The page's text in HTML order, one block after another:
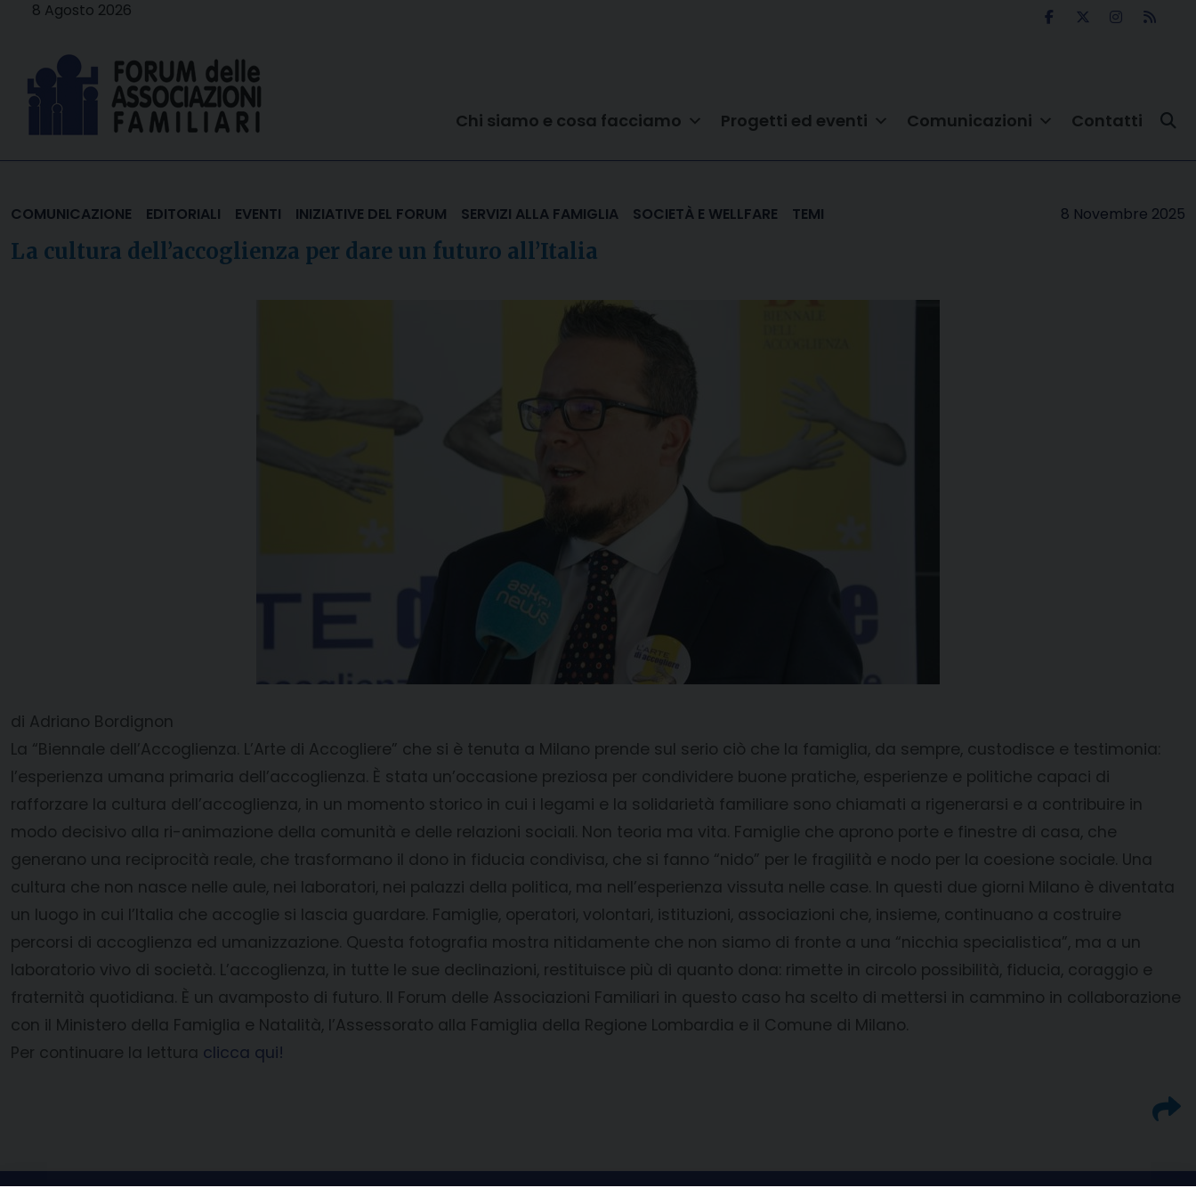
8 Agosto 2026
Chi siamo e cosa facciamo Progetti ed eventi Comunicazioni Contatti
8 Novembre 2025
COMUNICAZIONE EDITORIALI EVENTI INIZIATIVE DEL FORUM SERVIZI ALLA FAMIGLIA SOCIETÀ E WELLFARE TEMI
La cultura dell’accoglienza per dare un futuro all’Italia
di Adriano Bordignon
La “Biennale dell’Accoglienza. L’Arte di Accogliere” che si è tenuta a Milano prende sul serio ciò che la famiglia, da sempre, custodisce e testimonia:
l’esperienza umana primaria dell’accoglienza. È stata un’occasione preziosa per condividere buone pratiche, esperienze e politiche capaci di
rafforzare la cultura dell’accoglienza, in un momento storico in cui i legami e la solidarietà familiare sono chiamati a rigenerarsi e a contribuire in
modo decisivo alla ri-animazione della comunità e delle relazioni sociali. Non teoria ma vita. Famiglie che aprono porte e finestre di casa, che
generano una reciprocità reale, che trasformano il dono in fiducia condivisa, che si fanno “nido” per le fragilità e nodo per la coesione sociale. Una
cultura che non nasce nelle aule, nei laboratori, nei palazzi della politica, ma nell’esperienza vissuta nelle case. In questi due giorni Milano è diventata
un luogo in cui l’Italia che accoglie si lascia guardare. Famiglie, operatori, volontari, istituzioni, associazioni che, insieme, continuano a costruire
percorsi di accoglienza ed umanizzazione. Questa fotografia mostra nitidamente che non siamo di fronte a una “nicchia specialistica”, ma a un
laboratorio vivo di società. L’accoglienza, in tutte le sue declinazioni, restituisce più di quanto dona: rimette in circolo possibilità, fiducia, coraggio e
fraternità quotidiana. È un avamposto di futuro. Il Forum delle Associazioni Familiari in questo caso ha scelto di mettersi in cammino in collaborazione
con il Ministero della Famiglia e Natalità, l’Assessorato alla Famiglia della Regione Lombardia e il Comune di Milano.
Per continuare la lettura clicca qui!